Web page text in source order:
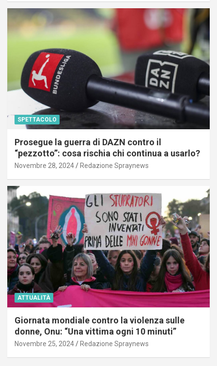
SPETTACOLO
Prosegue la guerra di DAZN contro il
“pezzotto”: cosa rischia chi continua a usarlo?
Novembre 28, 2024 Redazione Spraynews
ATTUALITÀ
Giornata mondiale contro la violenza sulle
donne, Onu: “Una vittima ogni 10 minuti”
Novembre 25, 2024 Redazione Spraynews